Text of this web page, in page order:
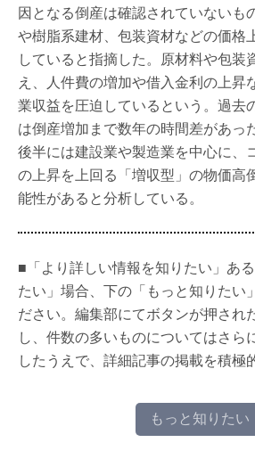
因となる倒産は確認されていないも
や樹脂系建材、包装資材などの価格
していると指摘した。原材料や包装
え、人件費の増加や借入金利の上昇
業収益を圧迫しているという。過去
は倒産増加まで数年の時間差があっ
後半には建設業や製造業を中心に、
の上昇を上回る「増収型」の物価高
能性があると分析している。
■「より詳しい情報を知りたい」あ
たい」場合、下の「もっと知りたい
ださい。編集部にてボタンが押され
し、件数の多いものについてはさら
したうえで、詳細記事の掲載を積極
もっと知りたい